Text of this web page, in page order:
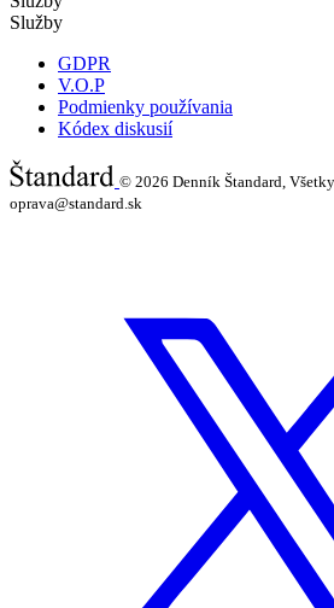
Služby
GDPR
V.O.P
Podmienky používania
Kódex diskusií
© 2026 Denník Štandard,
oprava@standard.sk